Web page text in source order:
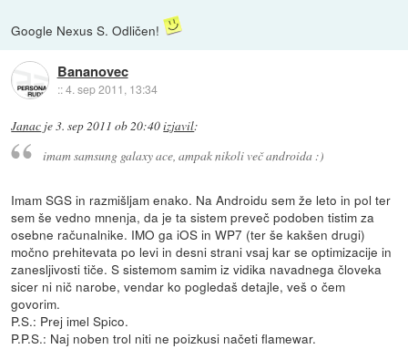
Google Nexus S. Odličen!
Bananovec
::4. sep 2011, 13:34
Janac je3. sep 2011 ob 20:40izjavil:
imam samsung galaxy ace, ampak nikoli več androida :)
Imam SGS in razmišljam enako. Na Androidu sem že leto in pol ter
sem še vedno mnenja, da je ta sistem preveč podoben tistim za
osebne računalnike. IMO ga iOS in WP7 (ter še kakšen drugi)
močno prehitevata po levi in desni strani vsaj kar se optimizacije in
zanesljivosti tiče. S sistemom samim iz vidika navadnega človeka
sicer ni nič narobe, vendar ko pogledaš detajle, veš o čem
govorim.
P.S.: Prej imel Spico.
P.P.S.: Naj noben trol niti ne poizkusi načeti flamewar.